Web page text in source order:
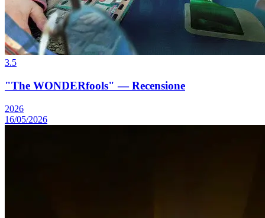
3.5
"The WONDERfools" — Recensione
2026
16/05/2026